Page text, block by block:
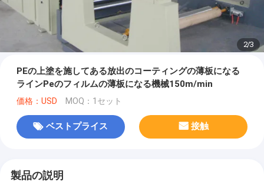
2/3
PEの上塗を施してある放出のコーティングの薄板になる
ラインPeのフィルムの薄板になる機械150m/min
価格：USD MOQ：1セット
ベストプライス 接触
製品の説明